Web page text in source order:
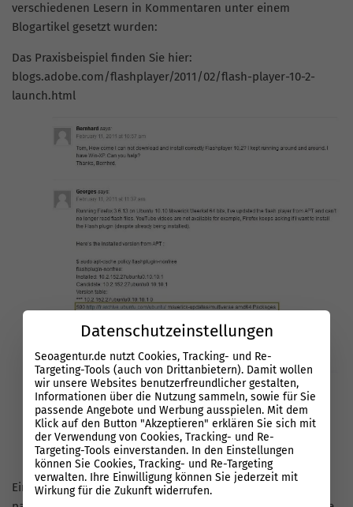
verschiedenen Lesern in Kommentaren unter einem
Blogartikel gesetzt wurden:
Das Praxisbeispiel finden Sie hier:
blogs.adobe.com/flashplayer/2011/02/flash-player-10-2-
launch.html
Ein SEO-Expertehat nicht nur das nötige Know-how, um
Datenschutzeinstellungen
Seoagentur.de nutzt Cookies, Tracking- und Re-
Targeting-Tools (auch von Drittanbietern). Damit wollen
wir unsere Websites benutzerfreundlicher gestalten,
Informationen über die Nutzung sammeln, sowie für Sie
passende Angebote und Werbung ausspielen. Mit dem
Klick auf den Button "Akzeptieren" erklären Sie sich mit
der Verwendung von Cookies, Tracking- und Re-
Targeting-Tools einverstanden. In den Einstellungen
können Sie Cookies, Tracking- und Re-Targeting
verwalten. Ihre Einwilligung können Sie jederzeit mit
Wirkung für die Zukunft widerrufen.